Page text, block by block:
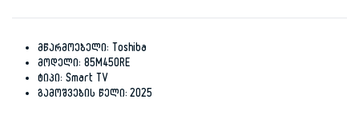
მწარმოებელი: Toshiba
მოდელი: 85M450RE
ტიპი: Smart TV
გამოშვების წელი: 2025